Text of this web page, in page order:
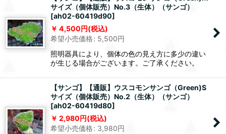
サイズ（個体販売）No.3（生体）（サンゴ）
[ah02-60419d90]
4,500円(税込)
希望小売価格: 5,500円
照明器具により、個体の色の見え方に多少の違い
が生じる場合がございます。ご了承ください。
【サンゴ】【通販】ウスコモンサンゴ（Green)S
サイズ（個体販売）No.2（生体）（サンゴ）
[ah02-60419d80]
2,980円(税込)
希望小売価格: 3,980円